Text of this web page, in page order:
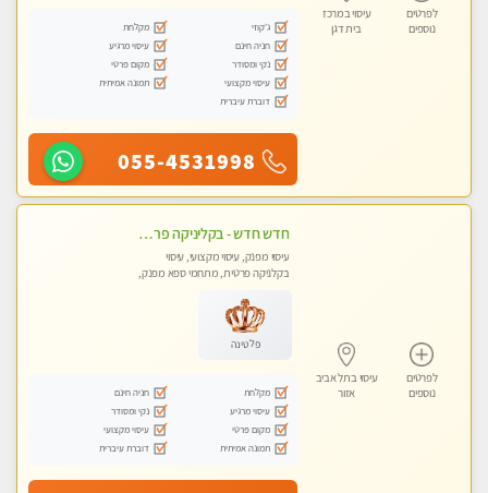
לפרטים
נוספים
עיסוי במרכז
בית דגן
ג'קוזי
מקלחת
חניה חינם
עיסוי מרגיע
נקי ומסודר
מקום פרטי
עיסוי מקצועי
תמונה אמיתית
דוברת עיברית
055-4531998
לפרטים
נוספים
עיסוי בתל אביב
אזור
חדש חדש - בקליניקה פרטית בחולון עיסוי לחידוש אנרגיות עיסוי חלומי מומלץ מאוד-ללא מין! highly recommended new in the city
עיסוי מפנק, עיסוי מקצועי, עיסוי
בקלניקה פרטית, מתחמי ספא מפנק,
פלטינה
מקלחת
חניה חינם
עיסוי מרגיע
נקי ומסודר
מקום פרטי
עיסוי מקצועי
תמונה אמיתית
דוברת עיברית